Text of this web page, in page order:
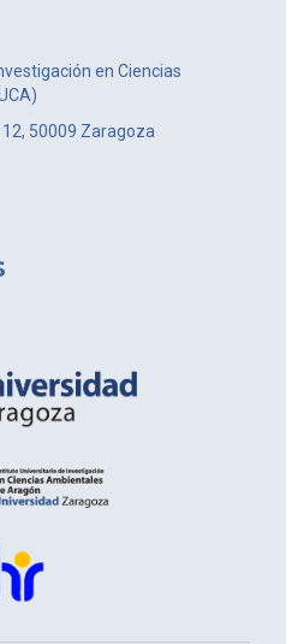
en Ciencias
50009 Zaragoza